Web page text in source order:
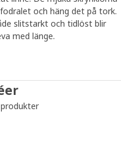
i tusentals år.
och då både
mindre vatten och
linne i dag som ett
med länge.”
och häng det på tork.
slitstarkt och tidlöst blir
med länge.